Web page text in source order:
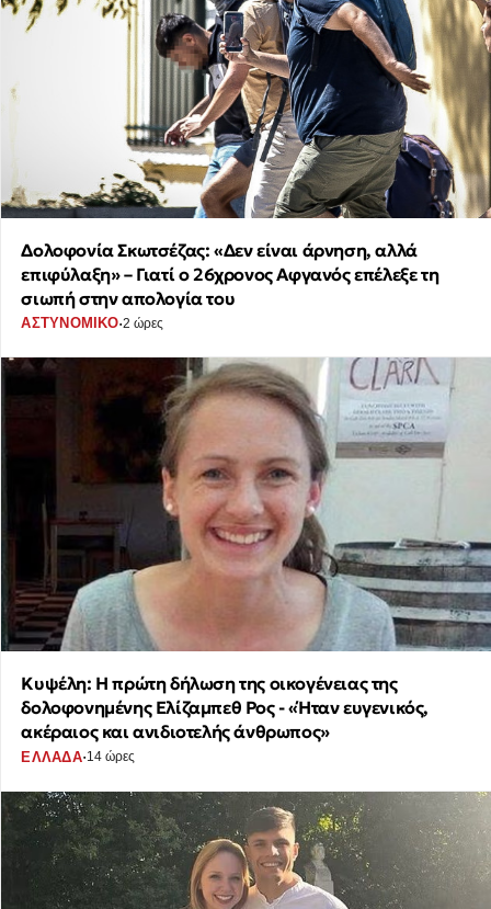
Δολοφονία Σκωτσέζας: «Δεν είναι άρνηση, αλλά
επιφύλαξη» – Γιατί ο 26χρονος Αφγανός επέλεξε τη
σιωπή στην απολογία του
ΑΣΤΥΝΟΜΙΚΟ·2 ώρες
Κυψέλη: Η πρώτη δήλωση της οικογένειας της
δολοφονημένης Ελίζαμπεθ Ρος - «Ήταν ευγενικός,
ακέραιος και ανιδιοτελής άνθρωπος»
ΕΛΛΑΔΑ·14 ώρες